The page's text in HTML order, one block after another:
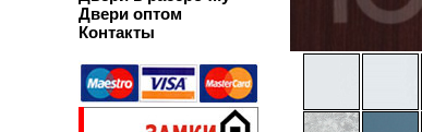
Двери оптом
Контакты